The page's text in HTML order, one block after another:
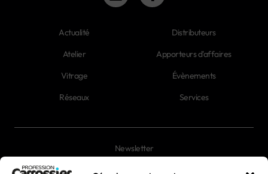
Actualité
Atelier
Vitrage
Réseaux
Distributeurs
Apporteurs d'affaires
Évènements
Services
Newsletter